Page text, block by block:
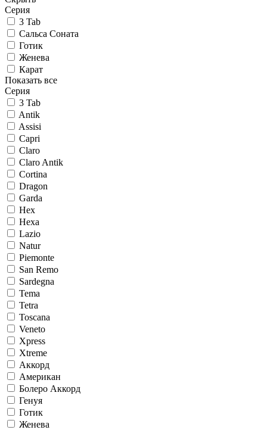
Серия
3 Tab
Сальса Соната
Готик
Женева
Карат
Показать все
Серия
3 Tab
Antik
Assisi
Capri
Claro
Claro Antik
Cortina
Dragon
Garda
Hex
Hexa
Lazio
Natur
Piemonte
San Remo
Sardegna
Tema
Tetra
Toscana
Veneto
Xpress
Xtreme
Аккорд
Американ
Болеро Аккорд
Генуя
Готик
Женева